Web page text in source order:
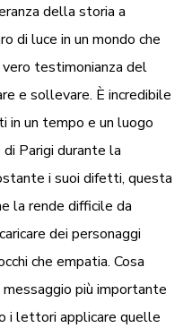
della storia a
di luce in un mondo che
testimonianza del
e sollevare. È incredibile
in un tempo e un luogo
Parigi durante la
i suoi difetti, questa
la rende difficile da
dei personaggi
che empatia. Cosa
più importante
i lettori applicare quelle